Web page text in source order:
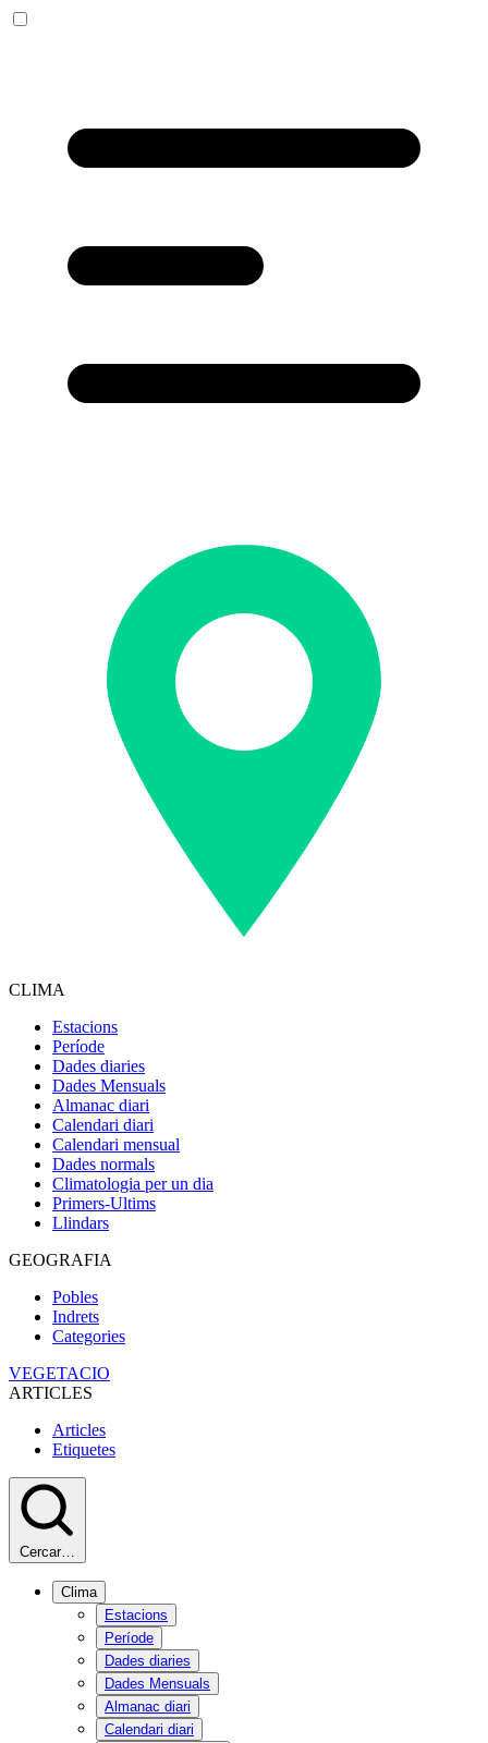
CLIMA
Estacions
Període
Dades diaries
Dades Mensuals
Almanac diari
Calendari diari
Calendari mensual
Dades normals
Climatologia per un dia
Primers-Ultims
Llindars
GEOGRAFIA
Pobles
Indrets
Categories
VEGETACIO
ARTICLES
Articles
Etiquetes
Cercar…
Clima
Estacions
Període
Dades diaries
Dades Mensuals
Almanac diari
Calendari diari